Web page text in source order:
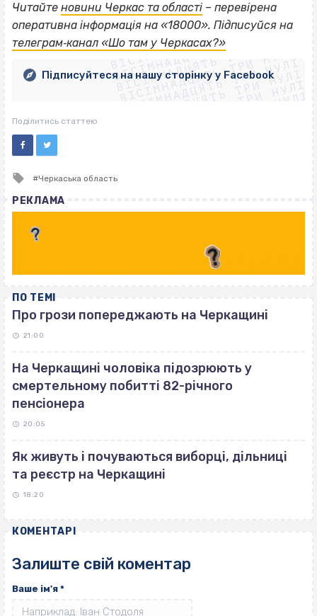
Читайте новини Черкас та області – перевірена
оперативна інформація на «18000». Підписуйся на
телеграм‐канал «Шо там у Черкасах?»
ВІСІМНАДЦЯТЬ ТРИ НУЛІ
ВІСІМНАДЦЯТЬ ТРИ НУЛІ
ВІСІМНАДЦЯТЬ ТРИ НУЛІ
ВІСІМНАДЦЯТЬ ТРИ НУЛІ
ВІСІМНАДЦЯТЬ ТРИ НУЛІ
ВІСІМНАДЦЯТЬ ТРИ НУЛІ
ВІСІМНАДЦЯТЬ ТРИ НУЛІ
ВІСІМНАДЦЯТЬ ТРИ НУЛІ
Підписуйтеся на нашу сторінку у Facebook
Поділитись статтею
Tagged
Черкаська область
РЕКЛАМА
ПО ТЕМІ
Про грози попереджають на Черкащині
21:00
На Черкащині чоловіка підозрюють у
смертельному побитті 82-річного
пенсіонера
20:05
Як живуть і почуваються виборці, дільниці
та реєстр на Черкащині
18:20
КОМЕНТАРІ
Залиште свій коментар
Ваше ім'я *